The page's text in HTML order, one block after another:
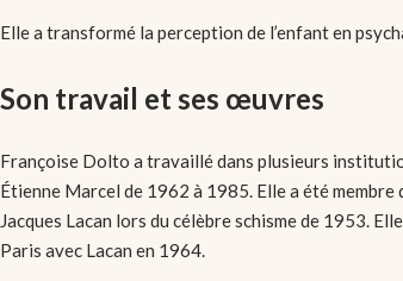
Elle a transformé la perception de l’enfant en
Son travail et ses œuvres
Françoise Dolto a travaillé dans plusieurs
Étienne Marcel de 1962 à 1985. Elle a été
Jacques Lacan lors du célèbre schisme de 1953.
Paris avec Lacan en 1964.